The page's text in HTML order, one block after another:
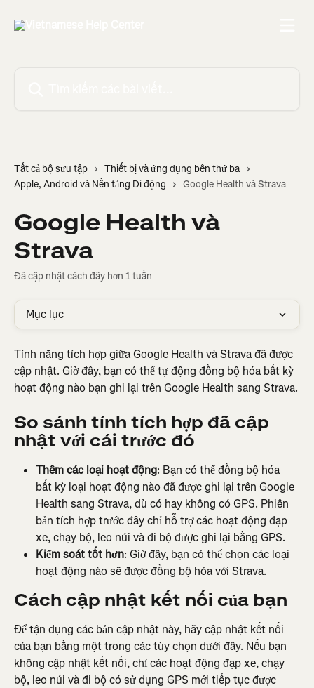
Tất cả bộ sưu tập
Thiết bị và ứng dụng bên thứ ba
Apple, Android và Nền tảng Di động
Google Health và Strava
Google Health và
Strava
Đã cập nhật cách đây hơn 1 tuần
Mục lục
Tính năng tích hợp giữa Google Health và Strava đã được
cập nhật. Giờ đây, bạn có thể tự động đồng bộ hóa bất kỳ
hoạt động nào bạn ghi lại trên Google Health sang Strava.
So sánh tính tích hợp đã cập
nhật với cái trước đó
Thêm các loại hoạt động: Bạn có thể đồng bộ hóa
bất kỳ loại hoạt động nào đã được ghi lại trên Google
Health sang Strava, dù có hay không có GPS. Phiên
bản tích hợp trước đây chỉ hỗ trợ các hoạt động đạp
xe, chạy bộ, leo núi và đi bộ được ghi lại bằng GPS.
Kiểm soát tốt hơn: Giờ đây, bạn có thể chọn các loại
hoạt động nào sẽ được đồng bộ hóa với Strava.
Cách cập nhật kết nối của bạn
Để tận dụng các bản cập nhật này, hãy cập nhật kết nối
của bạn bằng một trong các tùy chọn dưới đây. Nếu bạn
không cập nhật kết nối, chỉ các hoạt động đạp xe, chạy
bộ, leo núi và đi bộ có sử dụng GPS mới tiếp tục được